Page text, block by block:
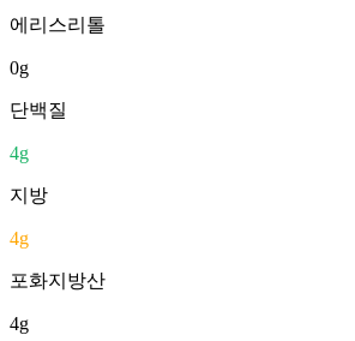
에리스리톨
0g
단백질
4g
지방
4g
포화지방산
4g